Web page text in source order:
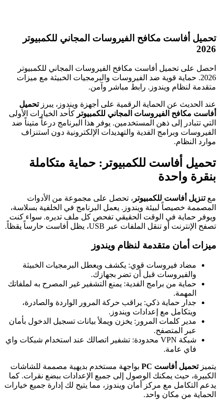
تحميل أفاست مكافح الفيروسات المجاني للكمبيوتر
2026
احصل على تحميل أفاست مكافح الفيروسات المجاني للكمبيوتر
2026. حماية قوية ضد الفيروسات والبرمجيات الخبيثة مع ميزات
متقدمة لنظام ويندوز. رابط مباشر وآمن.
عند الحديث عن الحماية الرقمية على أجهزة ويندوز، يبرزتحميل
أفاست مكافح الفيروسات المجاني للكمبيوتر كأحد الخيارات الأولى
التي تتبادر إلى ذهن المستخدمين. يوفر هذا البرنامج درعاً متيناً ضد
الفيروسات وبرامج الفدية والتهديدات الإلكترونية دون استنزاف
موارد النظام.
تحميل أفاست للكمبيوتر: حماية متكاملة
بنقرة واحدة
معتنزيل أفاست للكمبيوتر ، تحصل على مجموعة من الأدوات
المصممة خصيصاً لبيئة ويندوز. يعمل البرنامج في الخلفية بسلاسة،
ويوفر حماية في الوقت الحقيقي تفحص كل ملف تديره. سواء كنت
تصفح الإنترنت أو تنقل الملفات عبر USB، يظل أفاست حارساً يقظاً.
ميزات أمان متقدمة لنظام ويندوز
مضاد فيروسات قوي: يكشف ويعطل البرمجيات الخبيثة
والفيروسات قبل أن تضر بجهازك.
حماية من برامج الفدية: يمنع التشفير غير المصرح به لملفاتك
المهمة.
جدار حماية ذكي: يراقب حركة المرور الواردة والصادرة،
ويتكامل مع إعدادات ويندوز.
مدير كلمات المرور: يخزن ويملأ بيانات تسجيل الدخول بأمان
عبر المتصفح.
شبكة VPN محدودة: تشفير اتصالك عند استخدام شبكات واي
فاي عامة.
يتميزتحميل أفاست PC
بواجهة مستخدم بديهية مصممة للشاشات
الكبيرة، حيث يمكنك الوصول إلى جميع الإعدادات ببضع نقرات. كما
يدعم التكامل مع مركز أمان ويندوز، مما يتيح لك إدارة جميع خيارات
الحماية من مكان واحد.